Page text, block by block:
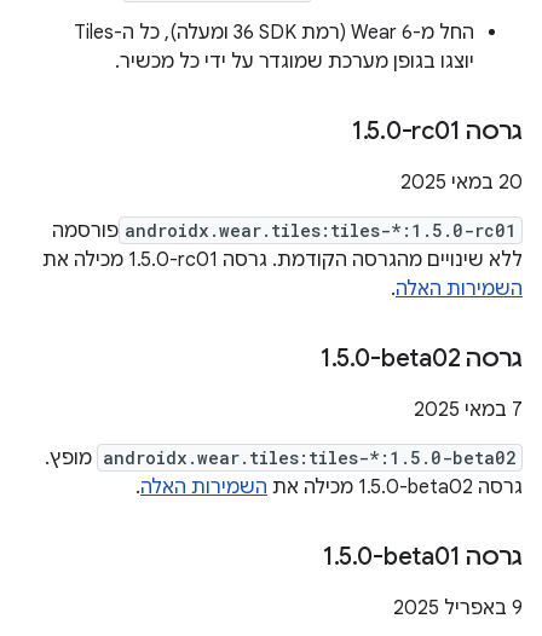
החל מ-Wear 6 (רמת SDK‏ 36 ומעלה), כל ה-Tiles
יוצגו בגופן מערכת שמוגדר על ידי כל מכשיר.
גרסה ‎1 .5.0-rc01
‫20 במאי 2025
androidx.wear.tiles:tiles-*:1.5.0-rc01 פורסמה
ללא שינויים מהגרסה הקודמת. גרסה ‎1.5.0-rc01 מכילה את
השמירות האלה.
גרסה ‎1 .5.0-beta02
‫7 במאי 2025
androidx.wear.tiles:tiles-*:1.5.0-beta02 מופץ.
גרסה ‎1.5.0-beta02 מכילה את
השמירות האלה.
גרסה ‎1 .5.0-beta01
‫9 באפריל 2025